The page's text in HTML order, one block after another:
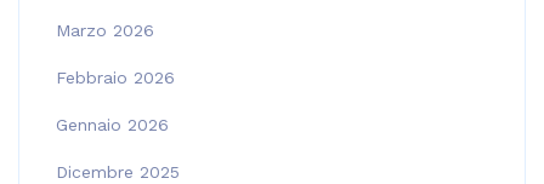
Marzo 2026
Febbraio 2026
Gennaio 2026
Dicembre 2025